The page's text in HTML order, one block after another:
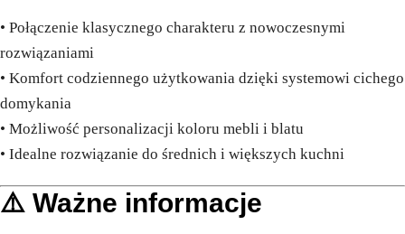
• Połączenie klasycznego charakteru z nowoczesnymi
rozwiązaniami
• Komfort codziennego użytkowania dzięki systemowi cichego
domykania
• Możliwość personalizacji koloru mebli i blatu
• Idealne rozwiązanie do średnich i większych kuchni
⚠️ Ważne informacje